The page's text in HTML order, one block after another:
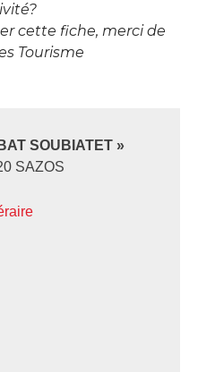
cette fiche, merci de
Tourisme
SOUBIATET »
SAZOS